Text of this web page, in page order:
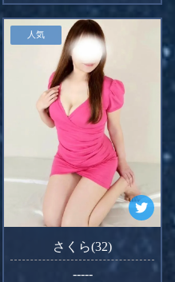
人気
さくら(32)
-----